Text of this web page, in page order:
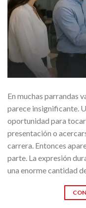
En muchas parrandas
parece insignificante.
oportunidad para tocar
presentación o
carrera. Entonces
parte. La expresión
una enorme cantidad